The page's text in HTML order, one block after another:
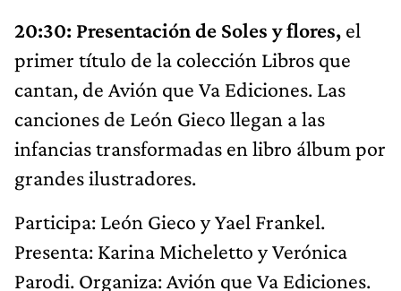
20:30: Presentación de Soles y flores, el
primer título de la colección Libros que
cantan, de Avión que Va Ediciones. Las
canciones de León Gieco llegan a las
infancias transformadas en libro álbum por
grandes ilustradores.
Participa: León Gieco y Yael Frankel.
Presenta: Karina Micheletto y Verónica
Parodi. Organiza: Avión que Va Ediciones.